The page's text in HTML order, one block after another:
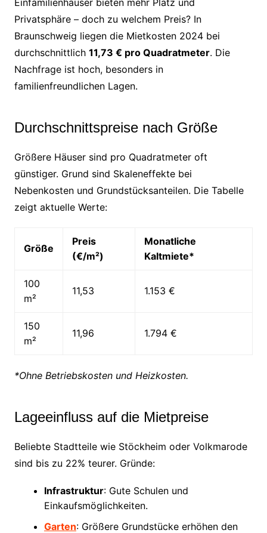
Privatsphäre – doch zu welchem Preis? In
Braunschweig liegen die Mietkosten 2024 bei
durchschnittlich 11,73 € pro Quadratmeter. Die
Nachfrage ist hoch, besonders in
familienfreundlichen Lagen.
Durchschnittspreise nach Größe
Größere Häuser sind pro Quadratmeter oft
günstiger. Grund sind Skaleneffekte bei
Nebenkosten und Grundstücksanteilen. Die Tabelle
zeigt aktuelle Werte:
Größe
Preis
(€/m²)
Monatliche
Kaltmiete*
100
m²
11,53 1.153 €
150
m²
11,96 1.794 €
*Ohne Betriebskosten und Heizkosten.
Lageeinfluss auf die Mietpreise
Beliebte Stadtteile wie Stöckheim oder Volkmarode
sind bis zu 22% teurer. Gründe:
Infrastruktur: Gute Schulen und
Einkaufsmöglichkeiten.
Garten: Größere Grundstücke erhöhen den